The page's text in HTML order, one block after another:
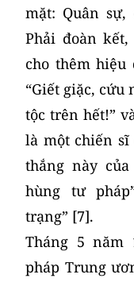
mặt: Quân
Phải đoàn
cho thêm hiệu
“Giết giặc, cứu
tộc trên hết!”
là một chiến sĩ
thắng này
hùng tư
trạng” [7].
Tháng 5 năm
pháp Trung